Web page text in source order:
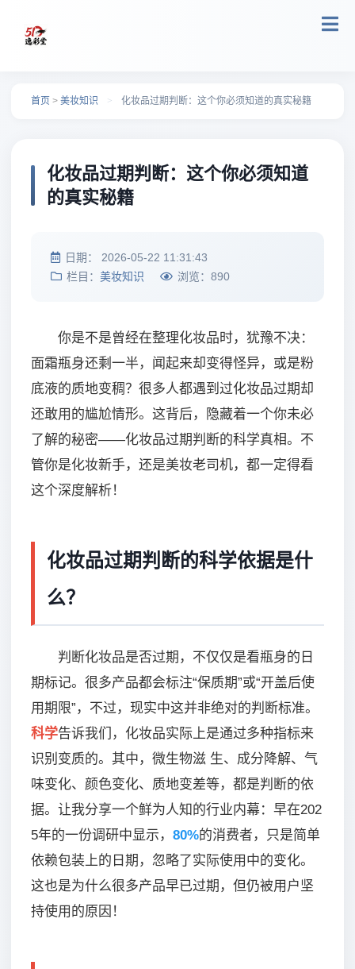
首页 > 美妆知识 > 化妆品过期判断：这个你必须知道的真实秘籍
化妆品过期判断：这个你必须知道
的真实秘籍
日期： 2026-05-22 11:31:43
栏目： 美妆知识 浏览： 890
你是不是曾经在整理化妆品时，犹豫不决：
面霜瓶身还剩一半，闻起来却变得怪异，或是粉
底液的质地变稠？很多人都遇到过化妆品过期却
还敢用的尴尬情形。这背后，隐藏着一个你未必
了解的秘密——化妆品过期判断的科学真相。不
管你是化妆新手，还是美妆老司机，都一定得看
这个深度解析！
化妆品过期判断的科学依据是什
么？
判断化妆品是否过期，不仅仅是看瓶身的日
期标记。很多产品都会标注“保质期”或“开盖后使
用期限”，不过，现实中这并非绝对的判断标准。
科学告诉我们，化妆品实际上是通过多种指标来
识别变质的。其中，微生物滋 生、成分降解、气
味变化、颜色变化、质地变差等，都是判断的依
据。让我分享一个鲜为人知的行业内幕：早在202
5年的一份调研中显示， 80%的消费者，只是简单
依赖包装上的日期，忽略了实际使用中的变化。
这也是为什么很多产品早已过期，但仍被用户坚
持使用的原因！